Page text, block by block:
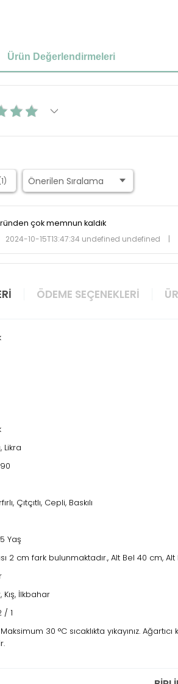
Ürün Değerlendirmeleri
çok memnun kaldık
2024-10-15T13:47:34 undefined undefined |
ÖDEME SEÇENEKLERI
Likra
Çıtçıtlı, Cepli, Baskılı
Yaş
2 cm fark bulunmaktadır., Alt Bel 40 cm,
İlkbahar
/ 1
Maksimum 30 °C sıcaklıkta yıkayınız.